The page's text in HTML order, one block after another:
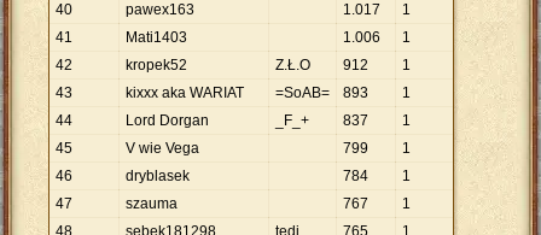
40
pawex163 1.017
1
41
Mati1403 1.006
1
42
kropek52 Z.Ł.O 912
1
43
kixxx aka WARIAT =SoAB= 893
1
44
Lord Dorgan _F_+ 837
1
45
V wie Vega 799
1
46
dryblasek 784
1
47
szauma 767
1